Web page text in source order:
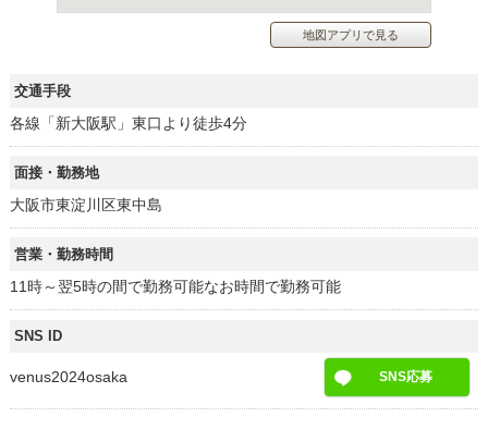
地図アプリで見る
交通手段
各線「新大阪駅」東口より徒歩4分
面接・勤務地
大阪市東淀川区東中島
営業・勤務時間
11時～翌5時の間で勤務可能なお時間で勤務可能
SNS ID
venus2024osaka SNS応募